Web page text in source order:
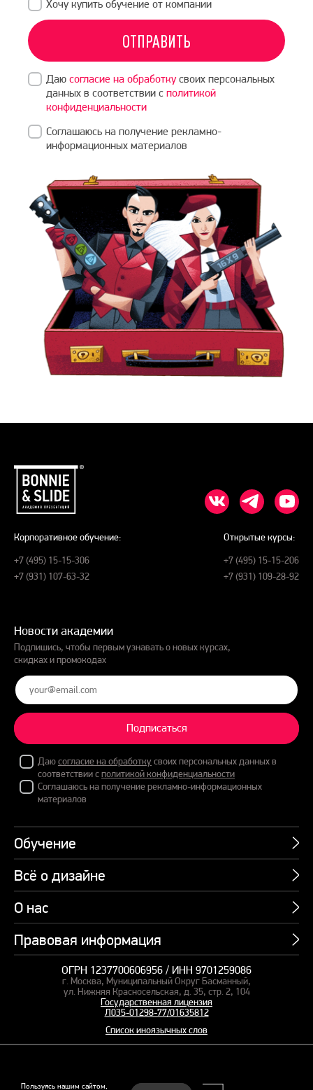
Хочу купить обучение от компании
ОТПРАВИТЬ
Даю согласие на обработкусвоих персональных
данных в соответствии с политикой
конфиденциальности
Соглашаюсь на получение рекламно-
информационных материалов
Пользуясь нашим сайтом,
Корпоративное обучение:
+7 (495) 15-15-306
+7 (931) 107-63-32
Открытые курсы:
+7 (495) 15-15-206
+7 (931) 109-28-92
Новости академии
Подпишись, чтобы первым узнавать о новых курсах,
скидках и промокодах
Подписаться
Даюсогласие на обработкусвоих персональных данных в
соответствии сполитикой конфиденциальности
Соглашаюсь на получение рекламно-информационных
материалов
Обучение
Курсы
Пакетные предложения
Профессии
Подарочные сертификаты
Корпоративное обучение
Курсы для сотрудников
Пакетные предложения
Всё о дизайне
Учебник по презентациям
Банк слайдов
Вебинары
Студия дизайна
Заказать презентацию
О нас
Об академии
СМИ о нас
Правовая информация
Карта сайта
Оферта и лицензия
Политика конфиденциальности
Рекомендательные технологии
ОГРН 1237700606956 / ИНН 9701259086
г. Москва, Муниципальный Округ Басманный,
ул. Нижняя Красносельская, д. 35, стр. 2, 104
Государственная лицензия
Л035-01298-77/01635812
Список иноязычных слов
© 2015–2026 Бонни и Слайд